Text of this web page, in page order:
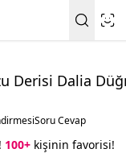
Derisi Dalia
Soru Cevap
100+ kişinin favorisi!